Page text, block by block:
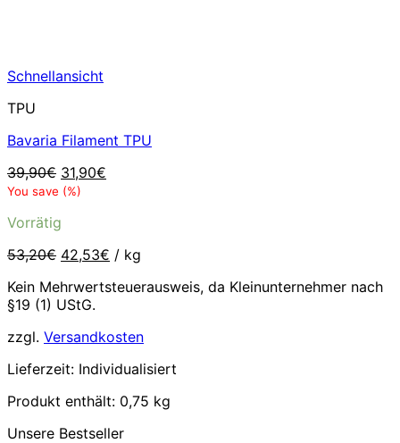
Schnellansicht
TPU
Bavaria Filament TPU
39,90€ Ursprünglicher
Preis
39,90€
31,90€
You save (%)
Vorrätig
53,20€ Ursprünglicher
war:
53,20€
42,53€ Aktueller
ist:
/ kg
Kein Mehrwertsteuerausweis, da Kleinunternehmer nach
§19 (1) UStG.
zzgl. Versandkosten
Lieferzeit: Individualisiert
Produkt enthält: 0,75 kg
Unsere Bestseller